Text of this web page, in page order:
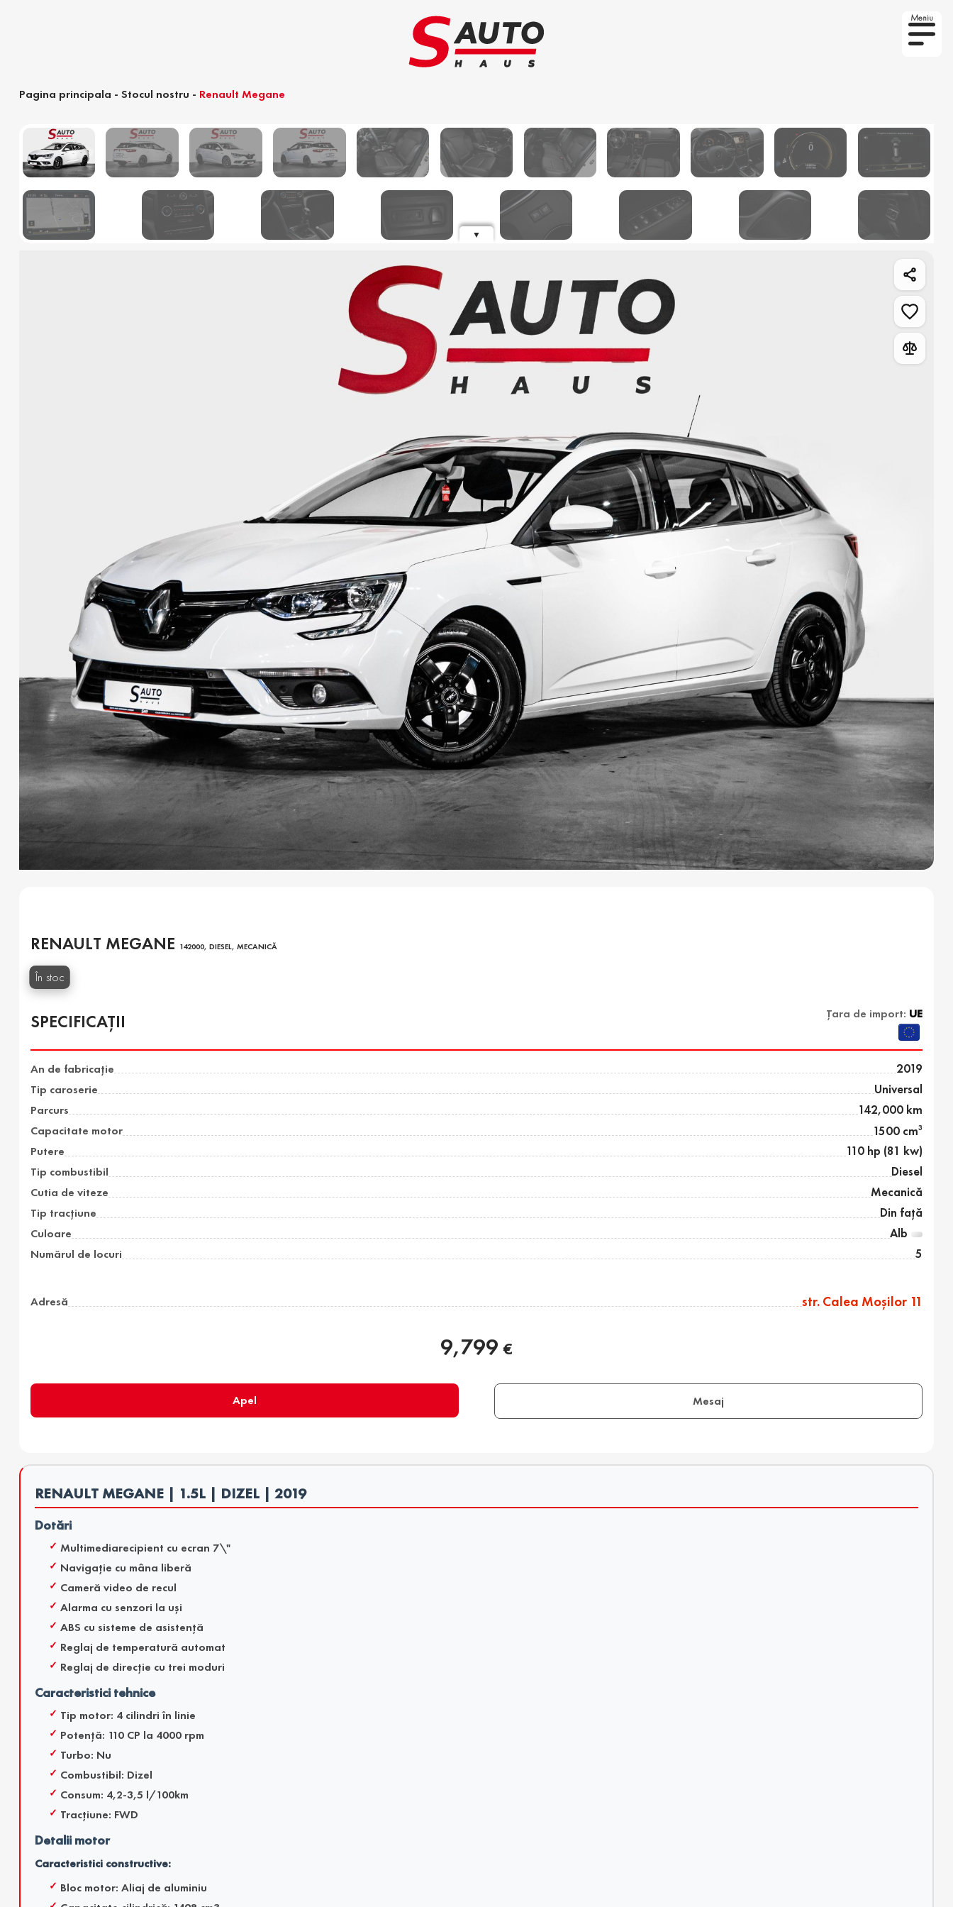
Meniu
Pagina principala - Stocul nostru - Renault Megane
Calculator devamare Schimb auto Auto la comanda
RENAULT MEGANE 142000, DIESEL, MECANICĂ
În stoc
SPECIFICAȚII Țara de import: UE
An de fabricație
2019
Tip caroserie
Universal
Parcurs
142,000 km
Capacitate motor
1500 cm3
Putere
110 hp (81 kw)
Tip combustibil
Diesel
Cutia de viteze
Mecanică
Tip tracțiune
Din față
Culoare
Alb
Numărul de locuri
5
Adresă str. Calea Moşilor 11
9,799 €
Apel Mesaj
RENAULT MEGANE | 1.5L | DIZEL | 2019
Dotări
Multimediarecipient cu ecran 7\"
Navigaţie cu mâna liberă
Cameră video de recul
Alarma cu senzori la uşi
ABS cu sisteme de asistenţă
Reglaj de temperatură automat
Reglaj de direcţie cu trei moduri
Caracteristici tehnice
Tip motor: 4 cilindri în linie
Potenţă: 110 CP la 4000 rpm
Turbo: Nu
Combustibil: Dizel
Consum: 4,2-3,5 l/100km
Tracţiune: FWD
Detalii motor
Caracteristici constructive:
Bloc motor: Aliaj de aluminiu